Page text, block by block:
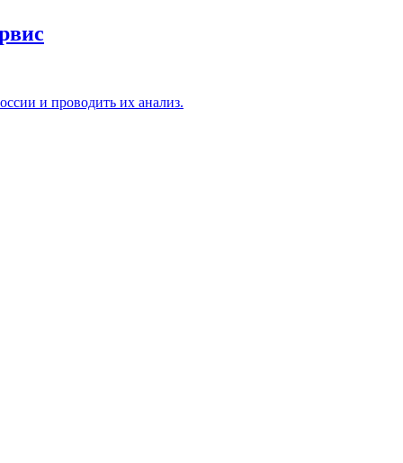
и проводить их анализ.